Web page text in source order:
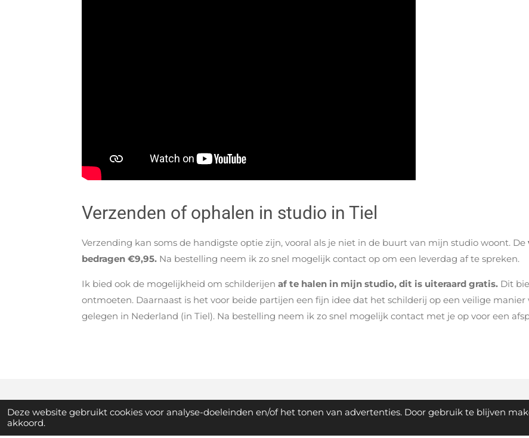
Deze website gebruikt cookies voor analyse-doeleinden en/of het tonen van advertenties. Door gebruik te blijven
akkoord.
Verzenden of ophalen in studio in Tiel
Verzending kan soms de handigste optie zijn, vooral als je niet in de buurt van mijn studio woont. De
bedragen €9,95. Na bestelling neem ik zo snel mogelijk contact op om een leverdag af te spreken.
Ik bied ook de mogelijkheid om schilderijen af te halen in mijn studio, dit is uiteraard gratis. Dit
ontmoeten. Daarnaast is het voor beide partijen een fijn idee dat het schilderij op een veilige
gelegen in Nederland (in Tiel). Na bestelling neem ik zo snel mogelijk contact met je op voor een
© 2023 - 2026 Toon Nagtegaal